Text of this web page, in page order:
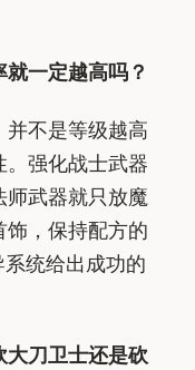
一定越高吗？
不是等级越高
强化战士武器
武器就只放魔
，保持配方的
统给出成功的
大刀卫士还是砍